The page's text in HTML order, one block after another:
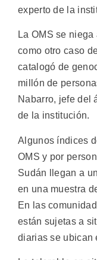
experto de la
La OMS se
como otro caso
catalogó de
millón de
Nabarro, jefe del
de la institución.
Algunos índices
OMS y por
Sudán llegan a
en una muestra
En las
están sujetas a
diarias se ubican